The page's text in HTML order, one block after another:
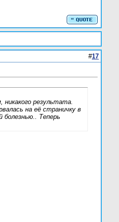
#17
результата.
на её страничку в
болезнью.. Теперь